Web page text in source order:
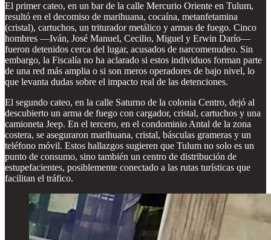
El primer cateo, en un bar de la calle Mercurio Oriente en Tulum,
resultó en el decomiso de marihuana, cocaína, metanfetamina
(cristal), cartuchos, un triturador metálico y armas de fuego. Cinco
hombres —Iván, José Manuel, Cecilio, Miguel y Erwin Darío—
fueron detenidos cerca del lugar, acusados de narcomenudeo. Sin
embargo, la Fiscalía no ha aclarado si estos individuos forman parte
de una red más amplia o si son meros operadores de bajo nivel, lo
que levanta dudas sobre el impacto real de las detenciones.
El segundo cateo, en la calle Saturno de la colonia Centro, dejó al
descubierto un arma de fuego con cargador, cristal, cartuchos y una
camioneta Jeep. En el tercero, en el condominio Antal de la zona
costera, se aseguraron marihuana, cristal, básculas grameras y un
teléfono móvil. Estos hallazgos sugieren que Tulum no solo es un
punto de consumo, sino también un centro de distribución de
estupefacientes, posiblemente conectado a las rutas turísticas que
facilitan el tráfico.